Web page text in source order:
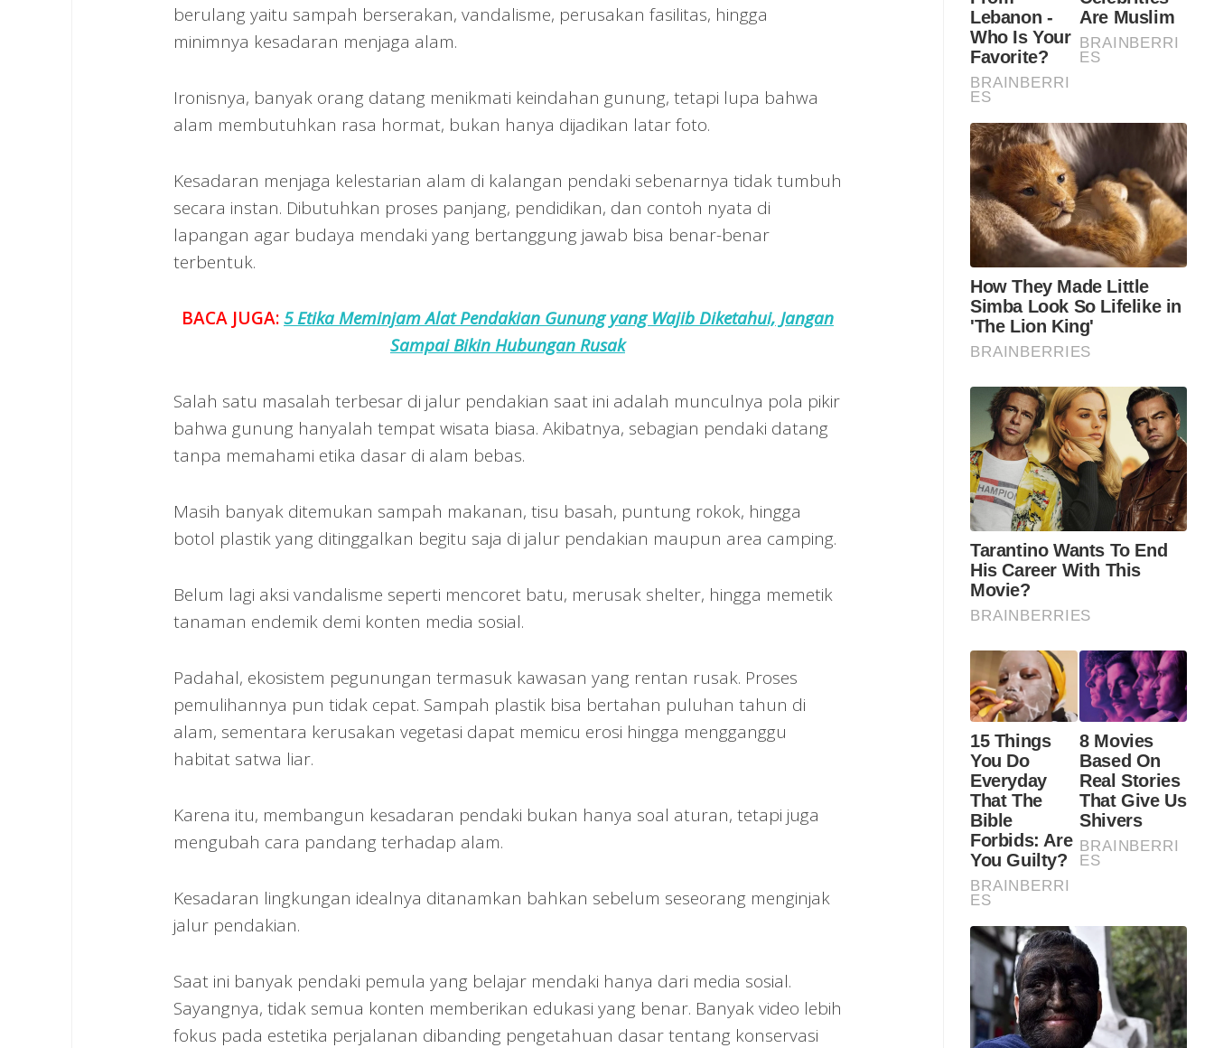
berulang yaitu sampah berserakan, vandalisme, perusakan fasilitas, hingga
minimnya kesadaran menjaga alam.
Ironisnya, banyak orang datang menikmati keindahan gunung, tetapi lupa bahwa
alam membutuhkan rasa hormat, bukan hanya dijadikan latar foto.
Kesadaran menjaga kelestarian alam di kalangan pendaki sebenarnya tidak tumbuh
secara instan. Dibutuhkan proses panjang, pendidikan, dan contoh nyata di
lapangan agar budaya mendaki yang bertanggung jawab bisa benar-benar
terbentuk.
BACA JUGA:5 Etika Meminjam Alat Pendakian Gunung yang Wajib Diketahui, Jangan
Sampai Bikin Hubungan Rusak
Salah satu masalah terbesar di jalur pendakian saat ini adalah munculnya pola pikir
bahwa gunung hanyalah tempat wisata biasa. Akibatnya, sebagian pendaki datang
tanpa memahami etika dasar di alam bebas.
Masih banyak ditemukan sampah makanan, tisu basah, puntung rokok, hingga
botol plastik yang ditinggalkan begitu saja di jalur pendakian maupun area camping.
Belum lagi aksi vandalisme seperti mencoret batu, merusak shelter, hingga memetik
tanaman endemik demi konten media sosial.
Padahal, ekosistem pegunungan termasuk kawasan yang rentan rusak. Proses
pemulihannya pun tidak cepat. Sampah plastik bisa bertahan puluhan tahun di
alam, sementara kerusakan vegetasi dapat memicu erosi hingga mengganggu
habitat satwa liar.
Karena itu, membangun kesadaran pendaki bukan hanya soal aturan, tetapi juga
mengubah cara pandang terhadap alam.
Kesadaran lingkungan idealnya ditanamkan bahkan sebelum seseorang menginjak
jalur pendakian.
Saat ini banyak pendaki pemula yang belajar mendaki hanya dari media sosial.
Sayangnya, tidak semua konten memberikan edukasi yang benar. Banyak video lebih
fokus pada estetika perjalanan dibanding pengetahuan dasar tentang konservasi